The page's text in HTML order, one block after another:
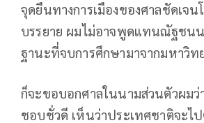
จุดยืนทางการเมืองของศาลชัดเจน
บรรยาย ผมไม่อาจพูดแทนณัฐชน
ฐานะที่จบการศึกษามาจากมหาวิท
ก็จะขอบอกศาลในนามส่วนตัวผมว่
ชอบชั่วดี เห็นว่าประเทศชาติจะไ